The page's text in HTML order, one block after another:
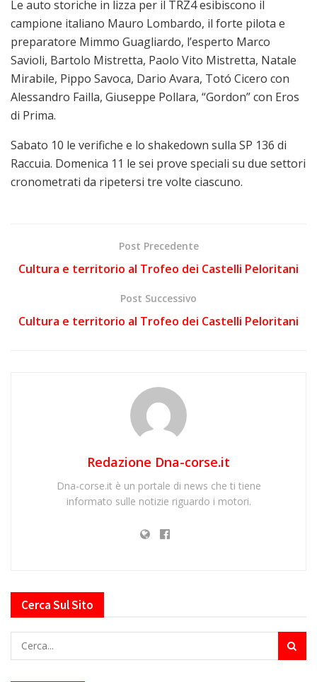
Le auto storiche in lizza per il TRZ4 esibiscono il
campione italiano Mauro Lombardo, il forte pilota e
preparatore Mimmo Guagliardo, l’esperto Marco
Savioli, Bartolo Mistretta, Paolo Vito Mistretta, Natale
Mirabile, Pippo Savoca, Dario Avara, Totó Cicero con
Alessandro Failla, Giuseppe Pollara, “Gordon” con Eros
di Prima.
Sabato 10 le verifiche e lo shakedown sulla SP 136 di
Raccuia. Domenica 11 le sei prove speciali su due settori
cronometrati da ripetersi tre volte ciascuno.
Post Precedente
Cultura e territorio al Trofeo dei Castelli Peloritani
Post Successivo
Cultura e territorio al Trofeo dei Castelli Peloritani
Redazione Dna-corse.it
Dna-corse.it è un portale di news che ti tiene
informato sulle notizie riguardo i motori.
Cerca Sul Sito